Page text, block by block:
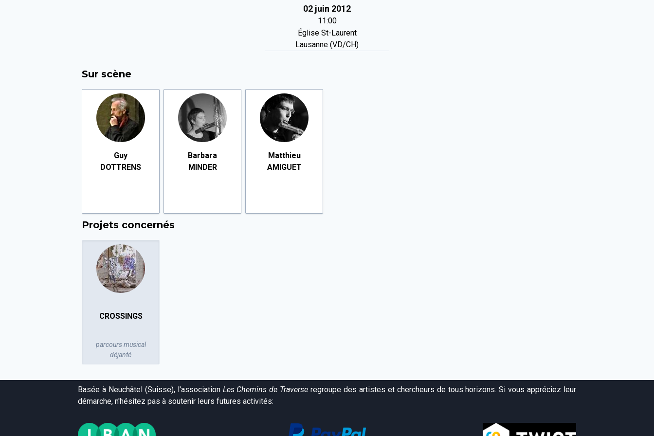
02 juin 2012
11:00
Église St-Laurent
Lausanne (VD/CH)
Sur scène
Guy
DOTTRENS
Barbara
MINDER
Matthieu
AMIGUET
Projets concernés
CROSSINGS
parcours musical
déjanté
Basée à Neuchâtel (Suisse), l'association Les Chemins de Traverse regroupe des artistes et chercheurs de tous horizons. Si vous appréciez leur
démarche, n'hésitez pas à soutenir leurs futures activités: